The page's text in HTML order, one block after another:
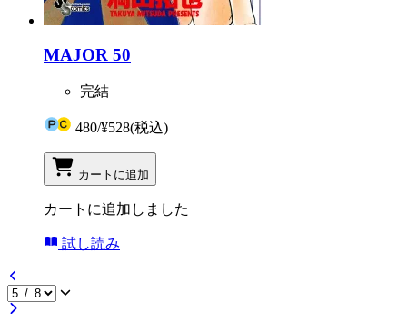
MAJOR 50
完結
480/¥528(税込)
カートに追加
カートに追加しました
試し読み